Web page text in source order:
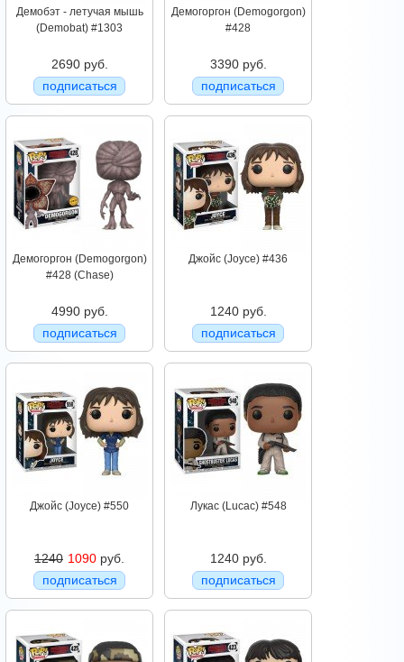
Демобэт - летучая мышь
(Demobat) #1303
2690 руб.
подписаться
Демогоргон (Demogorgon)
#428
3390 руб.
подписаться
Демогоргон (Demogorgon)
#428 (Chase)
4990 руб.
подписаться
Джойс (Joyce) #436
1240 руб.
подписаться
Джойс (Joyce) #550
1240 1090 руб.
подписаться
Лукас (Lucac) #548
1240 руб.
подписаться